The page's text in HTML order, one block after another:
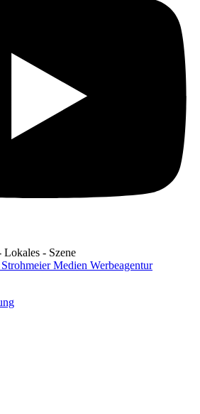
- Szene
Medien Werbeagentur